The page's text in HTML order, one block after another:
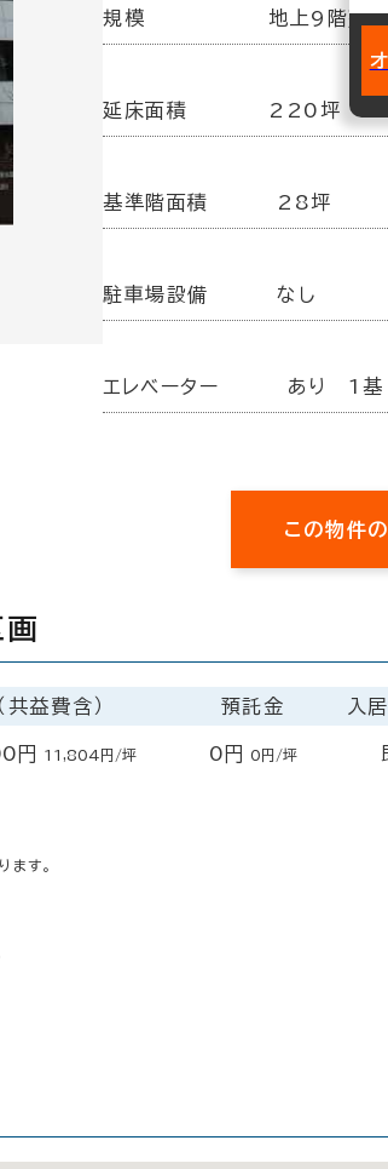
規模 地上9階建
延床面積 220坪
基準階面積 28坪
駐車場設備 なし
エレベーター あり 1基
この物件
画
共益費含） 預託金 入
円 11,804円/坪 0円 0円/坪
す。